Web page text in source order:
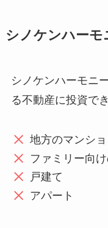
シノケンハーモ
シノケンハーモニ
る不動産に投資で
地方のマンシ
ファミリー向
戸建て
アパート